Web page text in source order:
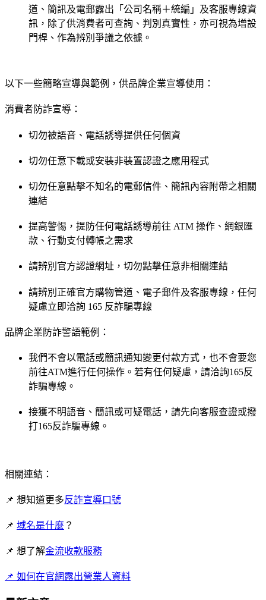
道、簡訊及電郵露出「公司名稱＋統編」及客服專線資
訊，除了供消費者可查詢、判別真實性，亦可視為增設
門桿、作為辨別爭議之依據。
以下一些簡略宣導與範例，供品牌企業宣導使用：
消費者防詐宣導：
切勿被語音、電話誘導提供任何個資
切勿任意下載或安裝非裝置認證之應用程式
切勿任意點擊不知名的電郵信件、簡訊內容附帶之相關
連結
提高警惕，提防任何電話誘導前往 ATM 操作、網銀匯
款、行動支付轉帳之需求
請辨別官方認證網址，切勿點擊任意非相關連結
請辨別正確官方購物管道、電子郵件及客服專線，任何
疑慮立即洽詢 165 反詐騙專線
品牌企業防詐警語範例：
我們不會以電話或簡訊通知變更付款方式，也不會要您
前往ATM進行任何操作。若有任何疑慮，請洽詢165反
詐騙專線。
接獲不明語音、簡訊或可疑電話，請先向客服查證或撥
打165反詐騙專線。
相關連結：
📌 想知道更多反詐宣導口號
📌 域名是什麼 ？
📌 想了解金流收款服務
📌 如何在官網露出營業人資料